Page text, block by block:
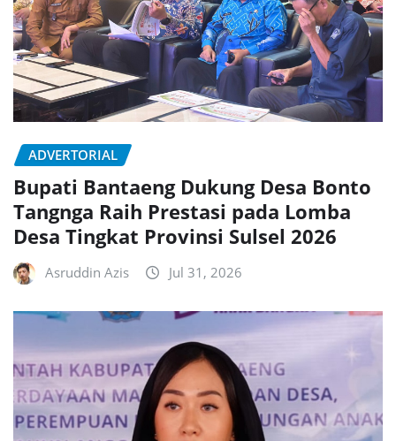
ADVERTORIAL
Bupati Bantaeng Dukung Desa Bonto
Tangnga Raih Prestasi pada Lomba
Desa Tingkat Provinsi Sulsel 2026
Asruddin Azis Jul 31, 2026